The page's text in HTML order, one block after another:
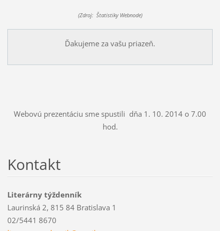
(Zdroj: Štatistiky Webnode)
Ďakujeme za vašu priazeň.
Webovú prezentáciu sme spustili dňa 1. 10. 2014 o 7.00
hod.
Kontakt
Literárny týždenník
Laurinská 2, 815 84 Bratislava 1
02/5441 8670